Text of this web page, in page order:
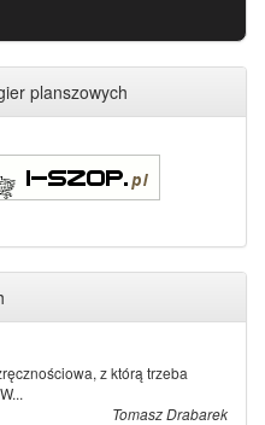
planszowych
z którą trzeba
Tomasz Drabarek